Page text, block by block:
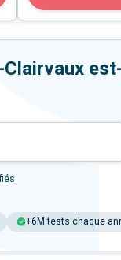
+6M tests chaque